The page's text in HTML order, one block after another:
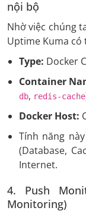
nội bộ
Nhờ việc chúng
Uptime Kuma có
Type: Docker
Container
db, redis-cache
Docker Host:
Tính năng
(Database,
Internet.
4. Push
Monitoring)